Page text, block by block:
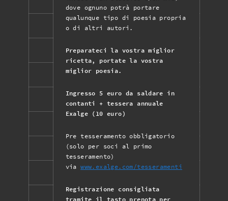
dove ognuno potrà portare
qualunque tipo di poesia propria
o di altri autori.
Preparateci la vostra miglior
ricetta, portate la vostra
miglior poesia.
Ingresso 5 euro da saldare in
contanti + tessera annuale
Exalge (10 euro)
Pre tesseramento obbligatorio
(solo per soci al primo
tesseramento)
viawww.exalge.com/tesseramenti
Registrazione consigliata
tramite il tasto prenota per